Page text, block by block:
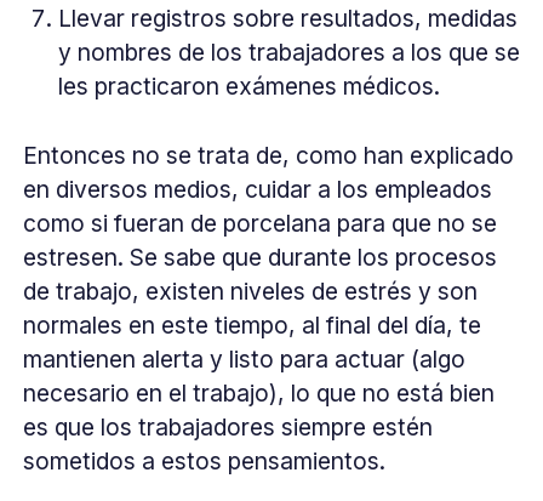
Llevar registros sobre resultados, medidas
y nombres de los trabajadores a los que se
les practicaron exámenes médicos.
Entonces no se trata de, como han explicado
en diversos medios, cuidar a los empleados
como si fueran de porcelana para que no se
estresen. Se sabe que durante los procesos
de trabajo, existen niveles de estrés y son
normales en este tiempo, al final del día, te
mantienen alerta y listo para actuar (algo
necesario en el trabajo), lo que no está bien
es que los trabajadores siempre estén
sometidos a estos pensamientos.